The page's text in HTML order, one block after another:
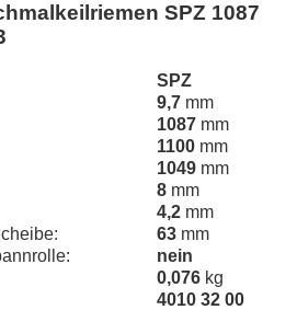
SPZ 1087
SPZ
9,7 mm
1087 mm
1100 mm
1049 mm
8 mm
4,2 mm
63 mm
nein
0,076 kg
4010 32 00